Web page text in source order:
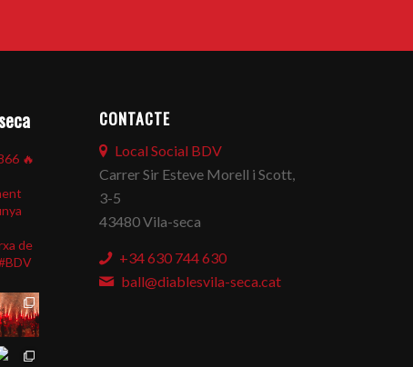
🔥
de
CONTACTE
Local Social BDV
Carrer Sir Esteve Morell i Scott,
3-5
43480 Vila-seca
+34 630 744 630
ball@diablesvila-seca.cat